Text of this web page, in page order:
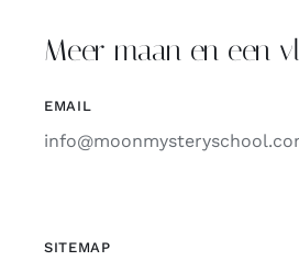
Meer maan en een
EMAIL
SITEMAP